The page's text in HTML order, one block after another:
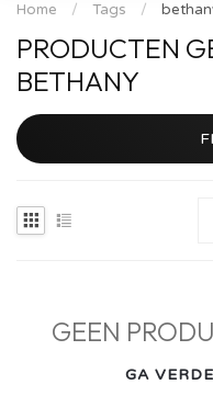
Home / Tags /
PRODUCTEN
BETHANY
GEEN
GA